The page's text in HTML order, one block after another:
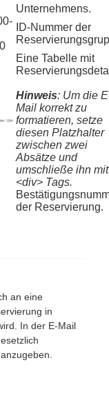
Unternehmens.
ID-Nummer der
Eine Tabelle mit
Hinweis: Um die
Mail korrekt zu
formatieren, setze
diesen Platzhalter
zwischen zwei
Absätze und
umschließe ihn mit
<div> Tags.
der Reservierung.
an eine
in
In der E-Mail